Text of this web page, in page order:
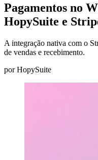
Pagamentos no
HopySuite e
A integração nativa com o
de vendas e recebimento.
por HopySuite